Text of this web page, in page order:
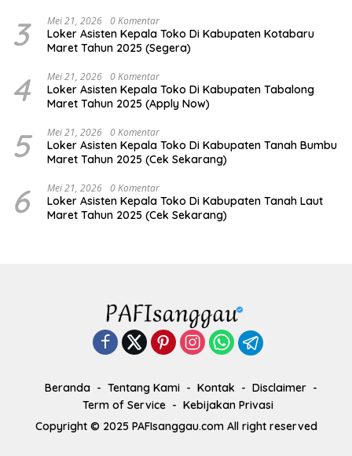
3 Mei 21, 2026 0 Komentar
Loker Asisten Kepala Toko Di Kabupaten Kotabaru
Maret Tahun 2025 (Segera)
4 Mei 21, 2026 0 Komentar
Loker Asisten Kepala Toko Di Kabupaten Tabalong
Maret Tahun 2025 (Apply Now)
5 Mei 21, 2026 0 Komentar
Loker Asisten Kepala Toko Di Kabupaten Tanah Bumbu
Maret Tahun 2025 (Cek Sekarang)
6 Mei 21, 2026 0 Komentar
Loker Asisten Kepala Toko Di Kabupaten Tanah Laut
Maret Tahun 2025 (Cek Sekarang)
Beranda Tentang Kami Kontak
Disclaimer
Term of Service
Kebijakan Privasi
Copyright © 2025 PAFIsanggau.com All right reserved